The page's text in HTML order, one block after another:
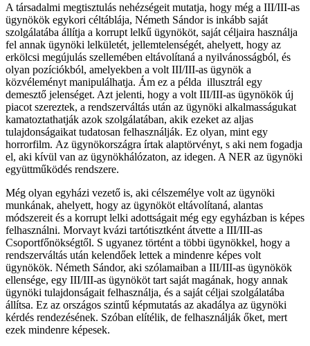
A társadalmi megtisztulás nehézségeit mutatja, hogy még a III/III-as
ügynökök egykori céltáblája, Németh Sándor is inkább saját
szolgálatába állítja a korrupt lelkű ügynököt, saját céljaira használja
fel annak ügynöki lelkületét, jellemtelenségét, ahelyett, hogy az
erkölcsi megújulás szellemében eltávolítaná a nyilvánosságból, és
olyan pozíciókból, amelyekben a volt III/III-as ügynök a
közvéleményt manipulálhatja. Ám ez a példa illusztrál egy
demesztő jelenséget. Azt jelenti, hogy a volt III/III-as ügynökök új
piacot szereztek, a rendszerváltás után az ügynöki alkalmasságukat
kamatoztathatják azok szolgálatában, akik ezeket az aljas
tulajdonságaikat tudatosan felhasználják. Ez olyan, mint egy
horrorfilm. Az ügynökországra írtak alaptörvényt, s aki nem fogadja
el, aki kívül van az ügynökhálózaton, az idegen. A NER az ügynöki
együttműködés rendszere.
Még olyan egyházi vezető is, aki célszemélye volt az ügynöki
munkának, ahelyett, hogy az ügynököt eltávolítaná, alantas
módszereit és a korrupt lelki adottságait még egy egyházban is képes
felhasználni. Morvayt kvázi tartótisztként átvette a III/III-as
Csoportfőnökségtől. S ugyanez történt a többi ügynökkel, hogy a
rendszerváltás után kelendőek lettek a mindenre képes volt
ügynökök. Németh Sándor, aki szólamaiban a III/III-as ügynökök
ellensége, egy III/III-as ügynököt tart saját magának, hogy annak
ügynöki tulajdonságait felhasználja, és a saját céljai szolgálatába
állítsa. Ez az országos szintű képmutatás az akadálya az ügynöki
kérdés rendezésének. Szóban elítélik, de felhasználják őket, mert
ezek mindenre képesek.